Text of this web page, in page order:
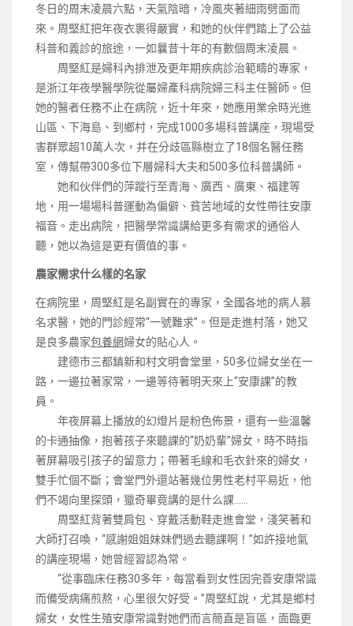
冬日的周末凌晨六點，天氣陰暗，冷風夾著細雨劈面而
來。周堅紅把年夜衣裹得嚴實，和她的伙伴們踏上了公益
科普和義診的旅途，一如曩昔十年的有數個周末凌晨。
周堅紅是婦科內排泄及更年期疾病診治範疇的專家，
是浙江年夜學醫學院從屬婦產科病院婦三科主任醫師。但
她的醫者任務不止在病院，近十年來，她應用業余時光進
山區、下海島、到鄉村，完成1000多場科普講座，現場受
害群眾超10萬人次，并在分歧區縣樹立了18個名醫任務
室，傳幫帶300多位下層婦科大夫和500多位科普講師。
她和伙伴們的萍蹤行至青海、廣西、廣東、福建等
地，用一場場科普運動為偏僻、貧苦地域的女性帶往安康
福音。走出病院，把醫學常識講給更多有需求的通俗人
聽，她以為這是更有價值的事。
農家需求什么樣的名家
在病院里，周堅紅是名副實在的專家，全國各地的病人慕
名求醫，她的門診經常“一號難求”。但是走進村落，她又
是良多農家包養網婦女的貼心人。
建德市三都鎮新和村文明會堂里，50多位婦女坐在一
路，一邊拉著家常，一邊等待著明天來上“安康課”的教
員。
年夜屏幕上播放的幻燈片是粉色佈景，還有一些溫馨
的卡通抽像，抱著孩子來聽課的“奶奶輩”婦女，時不時指
著屏幕吸引孩子的留意力；帶著毛線和毛衣針來的婦女，
雙手忙個不斷；會堂門外還站著幾位男性老村平易近，他
們不竭向里探頭，獵奇畢竟講的是什么課……
周堅紅背著雙肩包、穿戴活動鞋走進會堂，淺笑著和
大師打召喚，“感謝姐姐妹妹們過去聽課啊！”如許接地氣
的講座現場，她曾經習認為常。
“從事臨床任務30多年，每當看到女性因完善安康常識
而備受病痛煎熬，心里很欠好受。”周堅紅說，尤其是鄉村
婦女，女性生殖安康常識對她們而言簡直是盲區，面臨更